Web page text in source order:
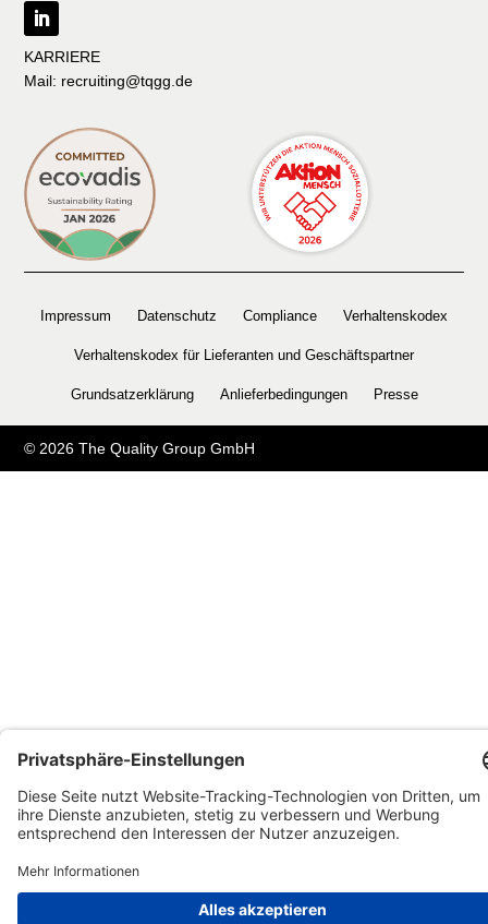
KARRIERE
Mail: recruiting@tqgg.de
Impressum Datenschutz Compliance Verhaltenskodex
Verhaltenskodex für Lieferanten und Geschäftspartner
Grundsatzerklärung Anlieferbedingungen Presse
© 2026 The Quality Group GmbH